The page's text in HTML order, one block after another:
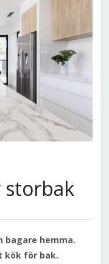
bagare hemma.
kök för bak.